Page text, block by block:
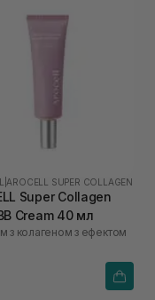
AROCELL SUPER COLLAGEN
Super Collagen
Cream 40 мл
з колагеном з ефектом